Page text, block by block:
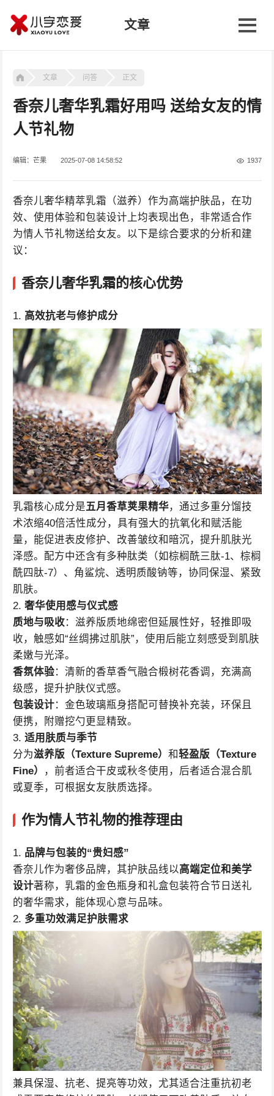
文章
文章 问答 正文
香奈儿奢华乳霜好用吗 送给女友的情
人节礼物
编辑：芒果 2025-07-08 14:58:52 1937
香奈儿奢华精萃乳霜（滋养）作为高端护肤品，在功
效、使用体验和包装设计上均表现出色，非常适合作
为情人节礼物送给女友。以下是综合要求的分析和建
议：
香奈儿奢华乳霜的核心优势
1. 高效抗老与修护成分
乳霜核心成分是五月香草荚果精华，通过多重分馏技
术浓缩40倍活性成分，具有强大的抗氧化和赋活能
量，能促进表皮修护、改善皱纹和暗沉，提升肌肤光
泽感。配方中还含有多种肽类（如棕榈酰三肽-1、棕榈
酰四肽-7）、角鲨烷、透明质酸钠等，协同保湿、紧致
肌肤。
2. 奢华使用感与仪式感
质地与吸收：滋养版质地绵密但延展性好，轻推即吸
收，触感如“丝绸拂过肌肤”，使用后能立刻感受到肌肤
柔嫩与光泽。
香氛体验：清新的香草香气融合椴树花香调，充满高
级感，提升护肤仪式感。
包装设计：金色玻璃瓶身搭配可替换补充装，环保且
便携，附赠挖勺更显精致。
3. 适用肤质与季节
分为滋养版（Texture Supreme） 和轻盈版（Texture
Fine）
，前者适合干皮或秋冬使用，后者适合混合肌
或夏季，可根据女友肤质选择。
作为情人节礼物的推荐理由
1. 品牌与包装的“贵妇感”
香奈儿作为奢侈品牌，其护肤品线以高端定位和美学
设计著称，乳霜的金色瓶身和礼盒包装符合节日送礼
的奢华需求，能体现心意与品味。
2. 多重功效满足护肤需求
兼具保湿、抗老、提亮等功效，尤其适合注重抗初老